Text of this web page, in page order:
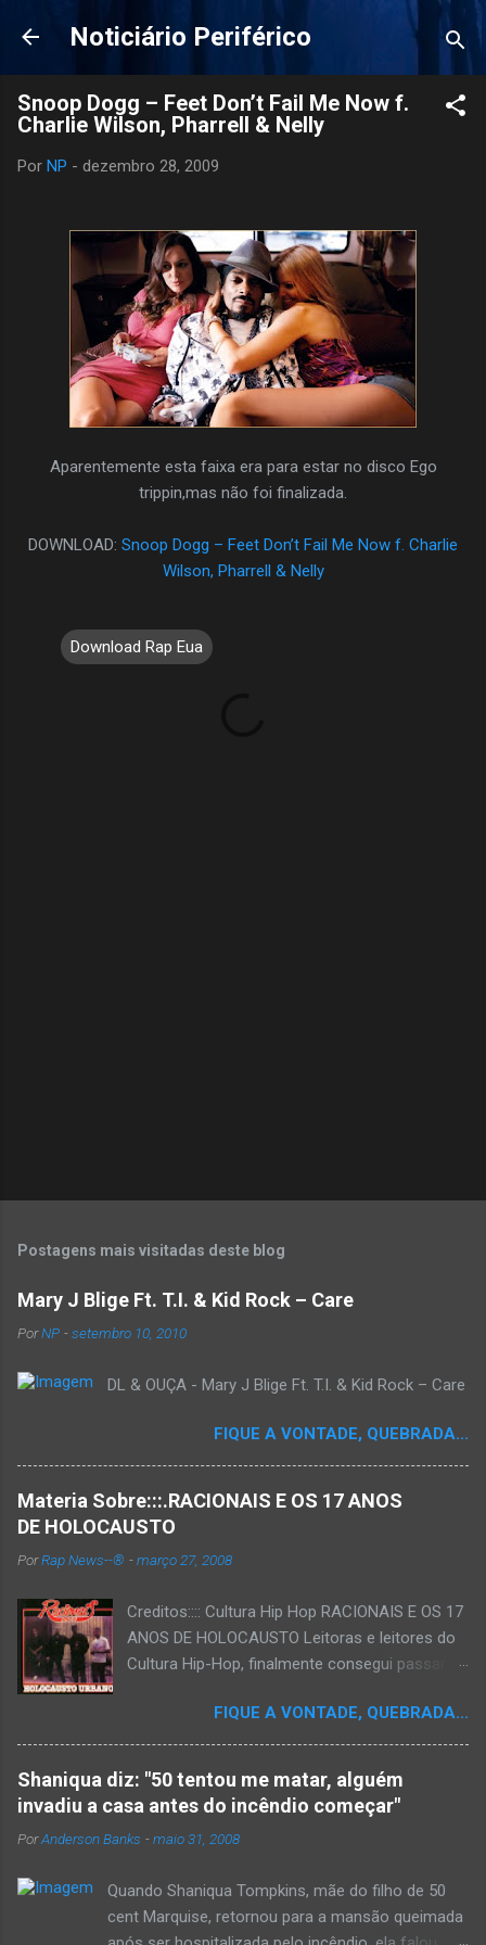
Pular para o conteúdo principal
Noticiário Periférico
Snoop Dogg – Feet Don’t Fail Me Now f.
Charlie Wilson, Pharrell & Nelly
Por NP - dezembro 28, 2009
Aparentemente esta faixa era para estar no disco Ego
trippin,mas não foi finalizada.
DOWNLOAD: Snoop Dogg – Feet Don’t Fail Me Now f. Charlie
Wilson, Pharrell & Nelly
Download Rap Eua
Postagens mais visitadas deste blog
Mary J Blige Ft. T.I. & Kid Rock – Care
PorNP -setembro 10, 2010
DL & OUÇA - Mary J Blige Ft. T.I. & Kid Rock – Care
FIQUE A VONTADE, QUEBRADA...
Materia Sobre:::.RACIONAIS E OS 17 ANOS
DE HOLOCAUSTO
PorRap News--® -março 27, 2008
Creditos:::: Cultura Hip Hop RACIONAIS E OS 17
ANOS DE HOLOCAUSTO Leitoras e leitores do
Cultura Hip-Hop, finalmente consegui passar
que há muito tempo vinha maturando: uma
espécie de "ensaio-tributo" ao disco mais
importante do rap brasileiro, que completará 17
anos agora em 2008. Falo de "Holocausto
Urbano", do grupo paulistano Racionais MC's.
Como de costume, uma pequena digressão. É
que o brasileiro não tem memória. Fala-se
muito por aí que não cultuamos nossos
FIQUE A VONTADE, QUEBRADA...
Shaniqua diz: "50 tentou me matar, alguém
invadiu a casa antes do incêndio começar"
PorAnderson Banks -maio 31, 2008
Quando Shaniqua Tompkins, mãe do filho de 50
cent Marquise, retornou para a mansão queimada